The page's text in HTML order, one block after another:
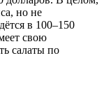
но не
в 100–150
свою
салаты по